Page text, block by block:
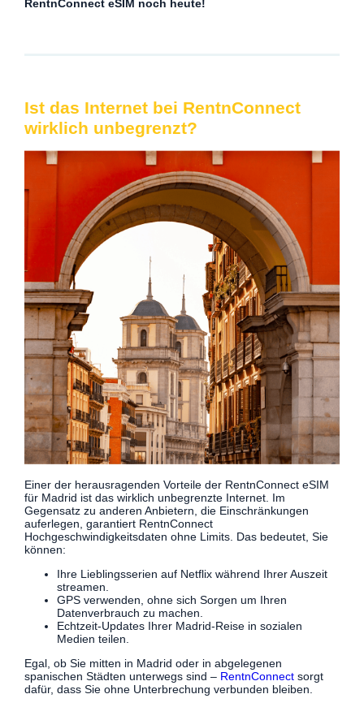
RentnConnect eSIM noch heute!
Ist das Internet bei RentnConnect
wirklich unbegrenzt?
Einer der herausragenden Vorteile der RentnConnect eSIM
für Madrid ist das wirklich unbegrenzte Internet. Im
Gegensatz zu anderen Anbietern, die Einschränkungen
auferlegen, garantiert RentnConnect
Hochgeschwindigkeitsdaten ohne Limits. Das bedeutet, Sie
können:
Ihre Lieblingsserien auf Netflix während Ihrer Auszeit
streamen.
GPS verwenden, ohne sich Sorgen um Ihren
Datenverbrauch zu machen.
Echtzeit-Updates Ihrer Madrid-Reise in sozialen
Medien teilen.
Egal, ob Sie mitten in Madrid oder in abgelegenen
spanischen Städten unterwegs sind – RentnConnect sorgt
dafür, dass Sie ohne Unterbrechung verbunden bleiben.